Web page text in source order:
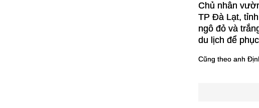
Chủ nhân
TP Đà Lạt,
ngô đỏ và
du lịch để
Cũng theo anh